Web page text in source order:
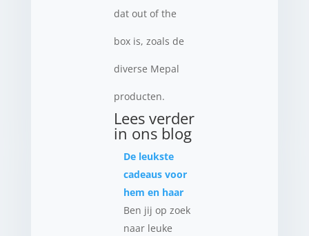
dat out of the
box is, zoals de
diverse Mepal
producten.
Lees verder
in ons blog
De leukste
cadeaus voor
hem en haar
Ben jij op zoek
naar leuke